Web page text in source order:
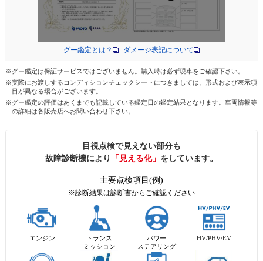
グー鑑定とは？ ダメージ表記について
※グー鑑定は保証サービスではございません。購入時は必ず現車をご確認下さい。
※実際にお渡しするコンディションチェックシートにつきましては、形式および表示項
目が異なる場合がございます。
※グー鑑定の評価はあくまでも記載している鑑定日の鑑定結果となります。車両情報等
の詳細は各販売店へお問い合わせ下さい。
目視点検で見えない部分も
故障診断機により
「見える化」 をしています。
主要点検項目(例)
※診断結果は診断書からご確認ください
エンジン
トランス
ミッション
パワー
ステアリング
HV/PHV/EV